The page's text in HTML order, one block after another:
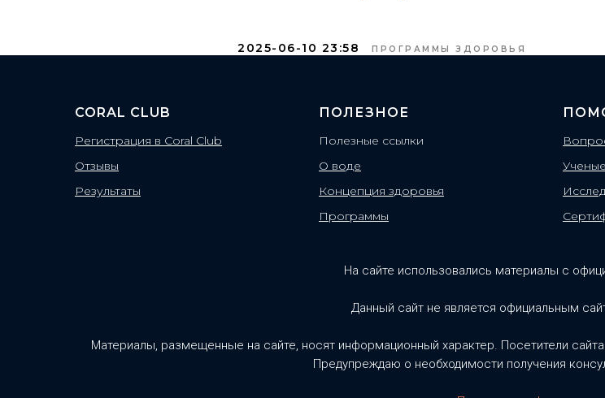
2025-06-10 23:58 ПРОГРАММЫ ЗДОРОВЬЯ
CORAL CLUB
Регистрация в Coral Club
Отзывы
Результаты
ПОЛЕЗНОЕ
Полезные ссылки
О воде
Концепция здоровья
Программы
Ученые
На сайте использовались материалы с
Данный сайт не является официальным
Материалы, размещенные на сайте, носят информационный характер. Посетители
Предупреждаю о необходимости получения